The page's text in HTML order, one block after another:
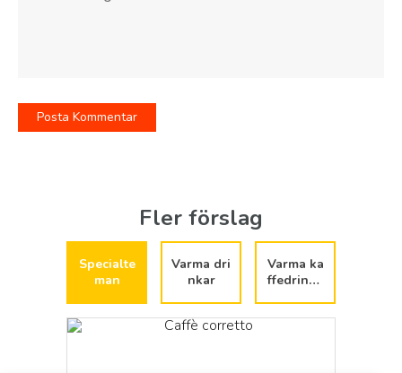
Fler förslag
Specialte
man
Varma dri
nkar
Varma ka
ffedrinka